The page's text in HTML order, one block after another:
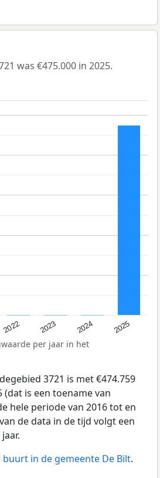
was €475.000 in 2025.
2022 2023 2024 2025
per jaar in het
3721 is met €474.759
(dat is een toename van
hele periode van 2016 tot en
de data in de tijd volgt een
in de gemeente De Bilt.